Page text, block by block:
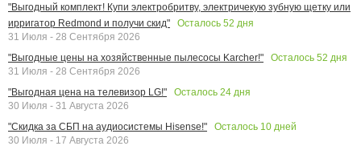
"Выгодный комплект! Купи электробритву, электричекую зубную щетку или
ирригатор Redmond и получи скид"
Осталось 52 дня
31 Июля - 28 Сентября 2026
"Выгодные цены на хозяйственные пылесосы Karcher!"
Осталось 52 дня
31 Июля - 28 Сентября 2026
"Выгодная цена на телевизор LG!"
Осталось 24 дня
30 Июля - 31 Августа 2026
"Скидка за СБП на аудиосистемы Hisense!"
Осталось 10 дней
30 Июля - 17 Августа 2026